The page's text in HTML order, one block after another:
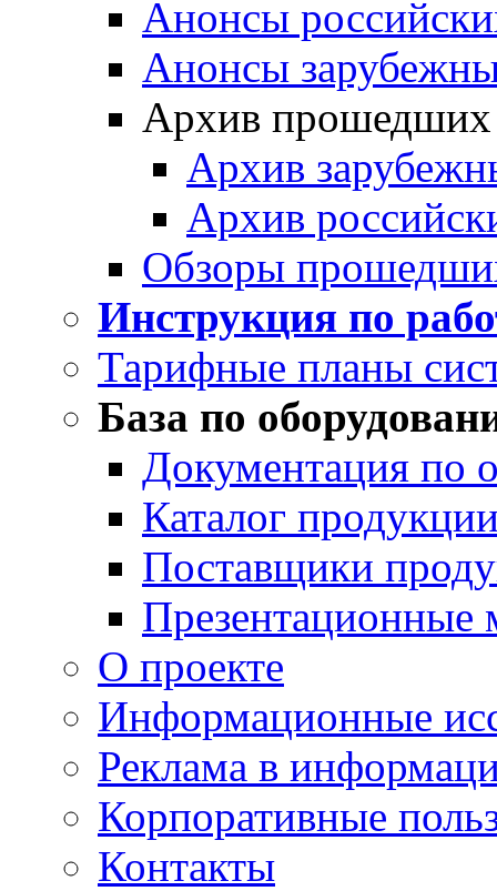
Анонсы
Анонсы
Архив прошедших
Архив
Архив
Обзоры
Инструкция по
Тарифные планы
База по
Документация по
Каталог
Поставщики
Презентационные
О проекте
Информационные
Реклама в
Корпоративные
Контакты